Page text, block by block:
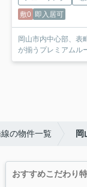
敷0 即入居可
岡山市内中心部、表
が揃うプレミアムル
の物件一覧 岡
おすすめこだわり